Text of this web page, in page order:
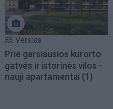
Verslas
Prie garsiausios kurorto
gatvės ir istorinės vilos -
nauji apartamentai (1)